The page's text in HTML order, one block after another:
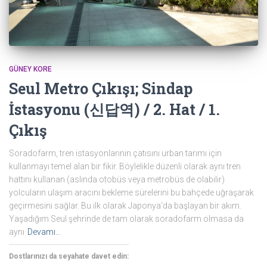
GÜNEY KORE
Seul Metro Çıkışı; Sindap
İstasyonu (신답역) / 2. Hat / 1.
Çıkış
Soradofarm, tren istasyonlarının çatısını urban tarımı için
kullanmayı temel alan bir fikir. Böylelikle düzenli olarak aynı tren
hattını kullanan (aslında otobüs veya metrobüs de olabilir)
yolcuların ulaşım aracını bekleme sürelerini bu bahçede uğraşarak
geçirmesini sağlar. Bu ilk olarak Japonya‘da başlayan bir akım.
Yaşadığım Seul şehrinde de tam olarak soradofarm olmasa da
aynı Devamı…
Dostlarınızı da seyahate davet edin: